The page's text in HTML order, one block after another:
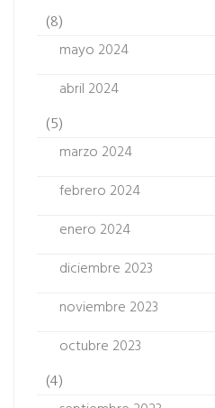
(8)
mayo 2024
abril 2024
(5)
marzo 2024
febrero 2024
enero 2024
diciembre 2023
noviembre 2023
octubre 2023
(4)